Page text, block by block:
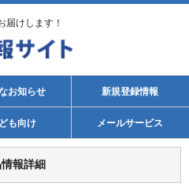
届けします！
お知らせ 新規登録情報
も向け メールサービス
報詳細